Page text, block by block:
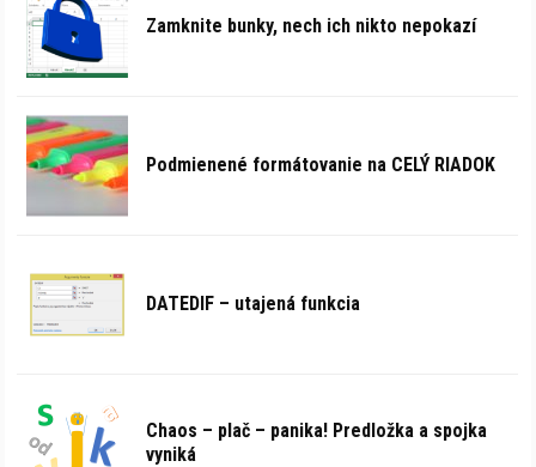
Zamknite bunky, nech ich nikto nepokazí
Podmienené formátovanie na CELÝ RIADOK
DATEDIF – utajená funkcia
Chaos – plač – panika! Predložka a spojka
vyniká